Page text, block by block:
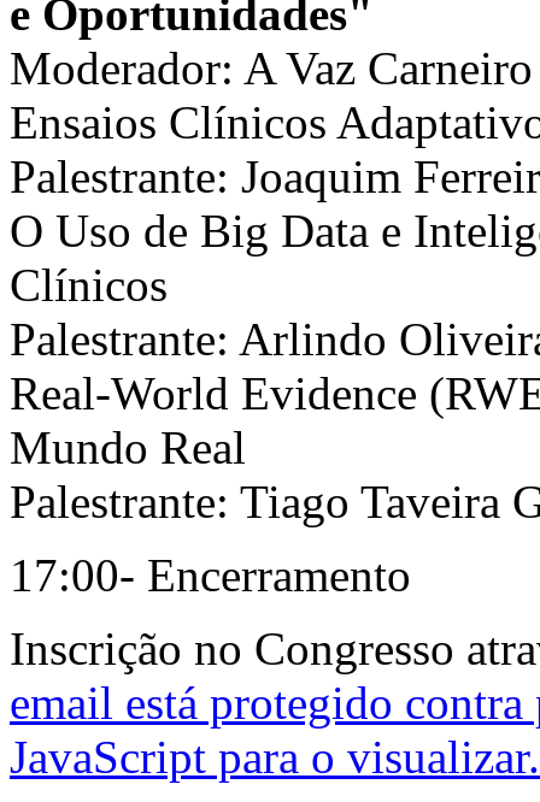
e Oportunidades"
Moderador: A Vaz Carneiro
Ensaios Clínicos
Palestrante: Joaquim
O Uso de Big Data e
Clínicos
Palestrante: Arlindo
Real-World Evidence
Mundo Real
Palestrante: Tiago Taveira
17:00- Encerramento
Inscrição no Congresso
email está protegido
JavaScript para o visualizar.